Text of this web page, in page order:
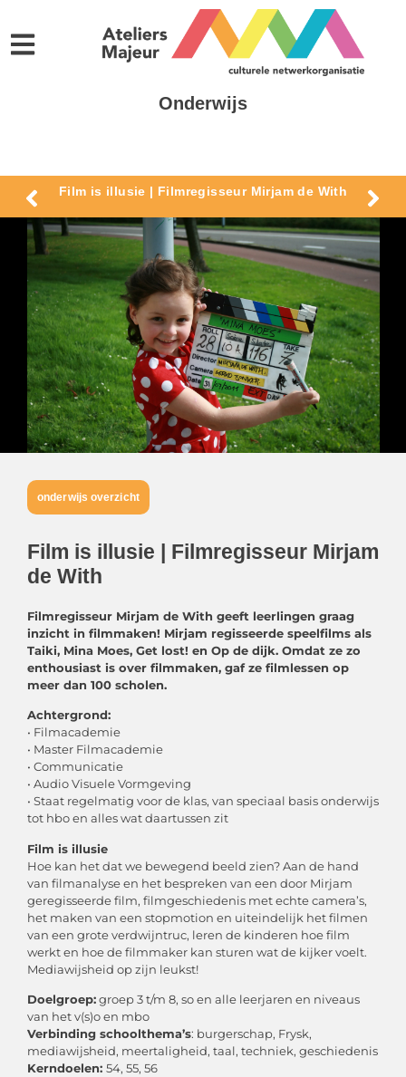
Onderwijs
Film is illusie | Filmregisseur Mirjam de With
onderwijs overzicht
Film is illusie | Filmregisseur Mirjam
de With
Filmregisseur Mirjam de With geeft leerlingen graag
inzicht in filmmaken! Mirjam regisseerde speelfilms als
Taiki, Mina Moes, Get lost! en Op de dijk. Omdat ze zo
enthousiast is over filmmaken, gaf ze filmlessen op
meer dan 100 scholen.
Achtergrond:
• Filmacademie
• Master Filmacademie
• Communicatie
• Audio Visuele Vormgeving
• Staat regelmatig voor de klas, van speciaal basis onderwijs
tot hbo en alles wat daartussen zit
Film is illusie
Hoe kan het dat we bewegend beeld zien? Aan de hand
van filmanalyse en het bespreken van een door Mirjam
geregisseerde film, filmgeschiedenis met echte camera’s,
het maken van een stopmotion en uiteindelijk het filmen
van een grote verdwijntruc, leren de kinderen hoe film
werkt en hoe de filmmaker kan sturen wat de kijker voelt.
Mediawijsheid op zijn leukst!
Doelgroep:groep 3 t/m 8, so en alle leerjaren en niveaus
van het v(s)o en mbo
Verbinding schoolthema’s: burgerschap, Frysk,
mediawijsheid, meertaligheid, taal, techniek, geschiedenis
Kerndoelen: 54, 55, 56